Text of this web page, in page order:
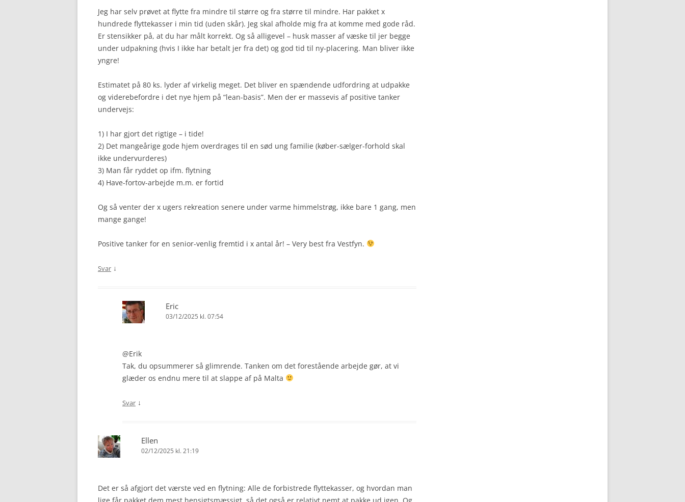
Jeg har selv prøvet at flytte fra mindre til større og fra større til mindre. Har pakket x
hundrede flyttekasser i min tid (uden skår). Jeg skal afholde mig fra at komme med gode råd.
Er stensikker på, at du har målt korrekt. Og så alligevel – husk masser af væske til jer begge
under udpakning (hvis I ikke har betalt jer fra det) og god tid til ny-placering. Man bliver ikke
yngre!
Estimatet på 80 ks. lyder af virkelig meget. Det bliver en spændende udfordring at udpakke
og viderebefordre i det nye hjem på “lean-basis”. Men der er massevis af positive tanker
undervejs:
1) I har gjort det rigtige – i tide!
2) Det mangeårige gode hjem overdrages til en sød ung familie (køber-sælger-forhold skal
ikke undervurderes)
3) Man får ryddet op ifm. flytning
4) Have-fortov-arbejde m.m. er fortid
Og så venter der x ugers rekreation senere under varme himmelstrøg, ikke bare 1 gang, men
mange gange!
Positive tanker for en senior-venlig fremtid i x antal år! – Very best fra Vestfyn.
Svar ↓
Eric
03/12/2025 kl. 07:54
@Erik
Tak, du opsummerer så glimrende. Tanken om det forestående arbejde gør, at vi
glæder os endnu mere til at slappe af på Malta
Svar ↓
Ellen
02/12/2025 kl. 21:19
Det er så afgjort det værste ved en flytning: Alle de forbistrede flyttekasser, og hvordan man